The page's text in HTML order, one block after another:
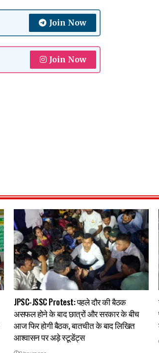
Join Now
Join Now
JPSC-JSSC Protest: पहले दौर की बैठक
असफल होने के बाद छात्रों और सरकार के बीच
आज फिर होगी बैठक, बातचीत के बाद लिखित
आश्वासन पर अड़े स्टूडेंट्स